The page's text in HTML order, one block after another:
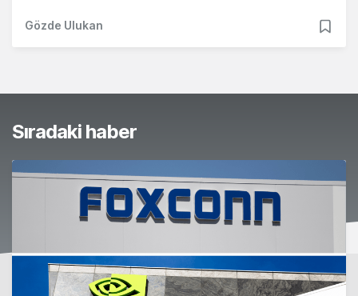
Gözde Ulukan
Sıradaki haber